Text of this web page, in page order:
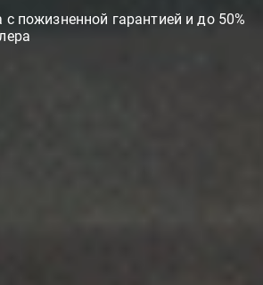
пожизненной гарантией и до 50%